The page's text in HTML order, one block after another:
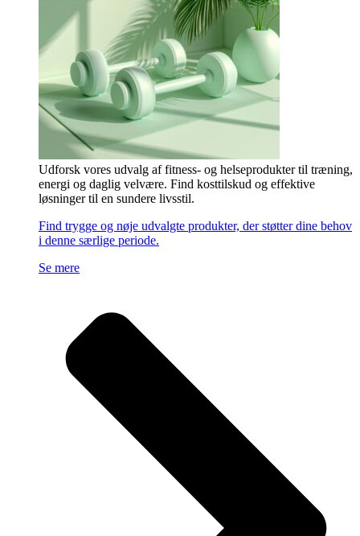
Udforsk vores udvalg af fitness- og helseprodukter til træning,
energi og daglig velvære. Find kosttilskud og effektive
løsninger til en sundere livsstil.
Find trygge og nøje udvalgte produkter, der støtter dine behov
i denne særlige periode.
Se mere